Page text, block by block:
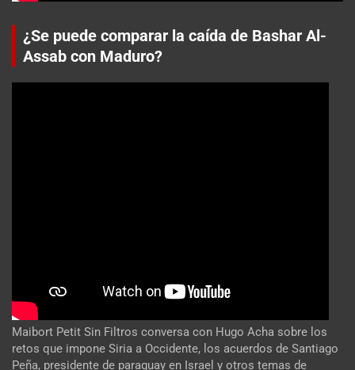
¿Se puede comparar la caída de Bashar Al-
Assab con Maduro?
Maibort Petit Sin Filtros conversa con Hugo Acha sobre los
retos que impone Siria a Occidente, los acuerdos de Santiago
Peña, presidente de paraguay en Israel y otros temas de